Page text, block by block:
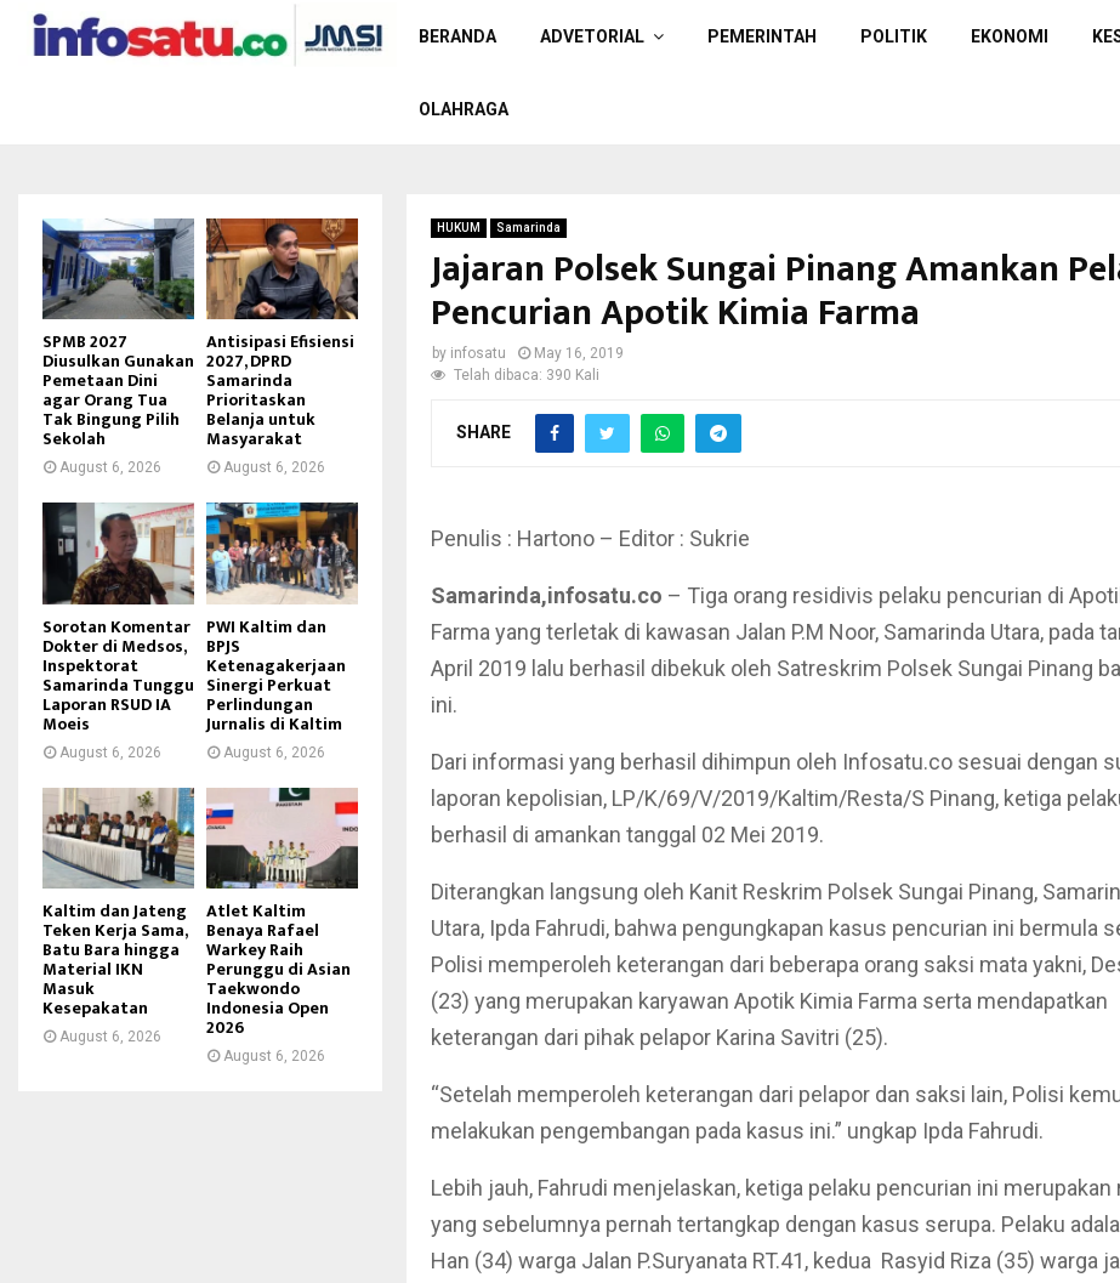
BERANDA ADVETORIAL PEMERINTAH POLITIK EKONOMI
OLAHRAGA
HUKUM Samarinda
Jajaran Polsek Sungai Pinang Amankan
Pencurian Apotik Kimia Farma
by infosatu
May 16, 2019
Telah dibaca: 390 Kali
SHARE
Penulis : Hartono – Editor : Sukrie
Samarinda,infosatu.co – Tiga orang residivis pelaku pencurian di
Farma yang terletak di kawasan Jalan P.M Noor, Samarinda Utara, pada
April 2019 lalu berhasil dibekuk oleh Satreskrim Polsek Sungai Pinang
ini.
Dari informasi yang berhasil dihimpun oleh Infosatu.co sesuai dengan
laporan kepolisian, LP/K/69/V/2019/Kaltim/Resta/S Pinang, ketiga
berhasil di amankan tanggal 02 Mei 2019.
Diterangkan langsung oleh Kanit Reskrim Polsek Sungai Pinang,
Utara, Ipda Fahrudi, bahwa pengungkapan kasus pencurian ini bermula
Polisi memperoleh keterangan dari beberapa orang saksi mata yakni,
(23) yang merupakan karyawan Apotik Kimia Farma serta mendapatkan
keterangan dari pihak pelapor Karina Savitri (25).
“Setelah memperoleh keterangan dari pelapor dan saksi lain, Polisi
melakukan pengembangan pada kasus ini.” ungkap Ipda Fahrudi.
Lebih jauh, Fahrudi menjelaskan, ketiga pelaku pencurian ini merupakan
yang sebelumnya pernah tertangkap dengan kasus serupa. Pelaku
Han (34) warga Jalan P.Suryanata RT.41, kedua Rasyid Riza (35) warga
SPMB 2027
Diusulkan Gunakan
Pemetaan Dini
agar Orang Tua
Tak Bingung Pilih
Sekolah
August 6, 2026
Antisipasi Efisiensi
2027, DPRD
Samarinda
Prioritaskan
Belanja untuk
Masyarakat
August 6, 2026
Sorotan Komentar
Dokter di Medsos,
Inspektorat
Samarinda Tunggu
Laporan RSUD IA
Moeis
August 6, 2026
PWI Kaltim dan
BPJS
Ketenagakerjaan
Sinergi Perkuat
Perlindungan
Jurnalis di Kaltim
August 6, 2026
Kaltim dan Jateng
Teken Kerja Sama,
Batu Bara hingga
Material IKN
Masuk
Kesepakatan
August 6, 2026
Atlet Kaltim
Benaya Rafael
Warkey Raih
Perunggu di Asian
Taekwondo
Indonesia Open
2026
August 6, 2026